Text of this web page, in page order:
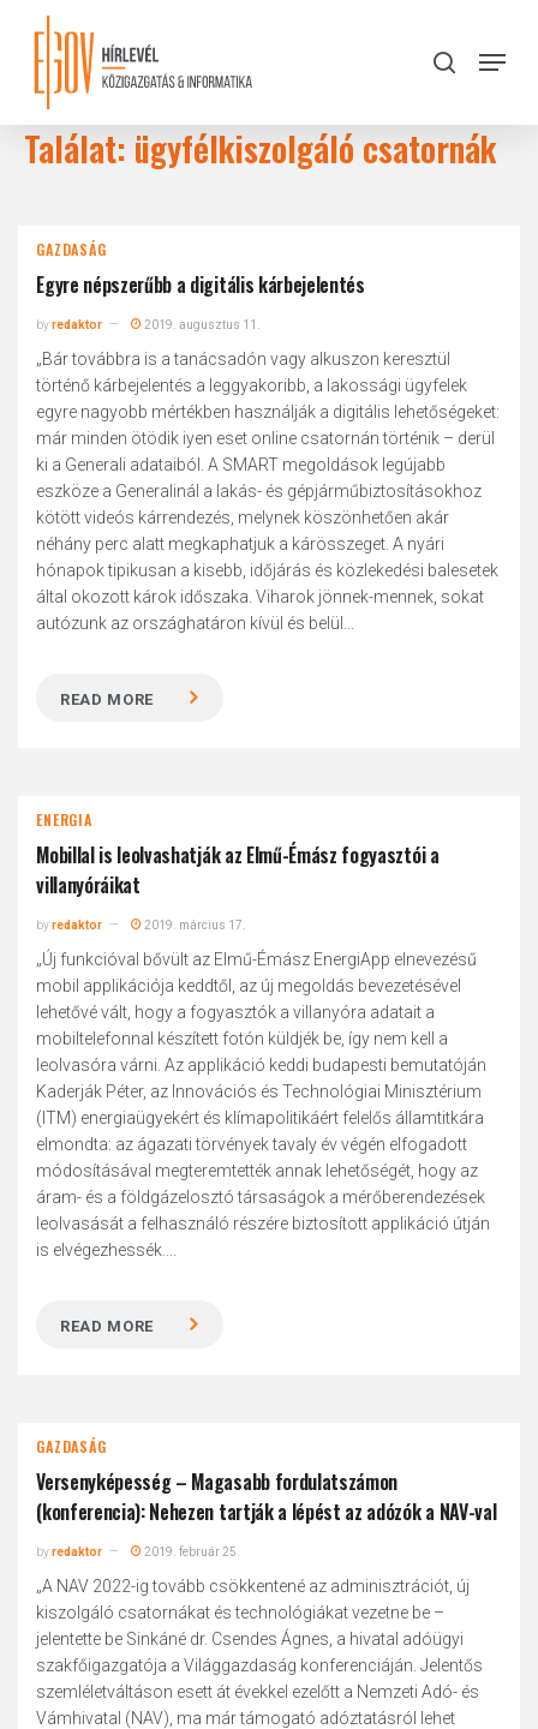
content
search
Menu
Találat: ügyfélkiszolgáló csatornák
GAZDASÁG
Egyre népszerűbb a digitális kárbejelentés
byredaktor 2019. augusztus 11.
„Bár továbbra is a tanácsadón vagy alkuszon keresztül
történő kárbejelentés a leggyakoribb, a lakossági ügyfelek
egyre nagyobb mértékben használják a digitális lehetőségeket:
már minden ötödik iyen eset online csatornán történik – derül
ki a Generali adataiból. A SMART megoldások legújabb
eszköze a Generalinál a lakás- és gépjárműbiztosításokhoz
kötött videós kárrendezés, melynek köszönhetően akár
néhány perc alatt megkaphatjuk a kárösszeget. A nyári
hónapok tipikusan a kisebb, időjárás és közlekedési balesetek
által okozott károk időszaka. Viharok jönnek-mennek, sokat
autózunk az országhatáron kívül és belül...
READ MORE
ENERGIA
Mobillal is leolvashatják az Elmű-Émász fogyasztói a
villanyóráikat
byredaktor 2019. március 17.
„Új funkcióval bővült az Elmű-Émász EnergiApp elnevezésű
mobil applikációja keddtől, az új megoldás bevezetésével
lehetővé vált, hogy a fogyasztók a villanyóra adatait a
mobiltelefonnal készített fotón küldjék be, így nem kell a
leolvasóra várni. Az applikáció keddi budapesti bemutatóján
Kaderják Péter, az Innovációs és Technológiai Minisztérium
(ITM) energiaügyekért és klímapolitikáért felelős államtitkára
elmondta: az ágazati törvények tavaly év végén elfogadott
módosításával megteremtették annak lehetőségét, hogy az
áram- és a földgázelosztó társaságok a mérőberendezések
leolvasását a felhasználó részére biztosított applikáció útján
is elvégezhessék....
READ MORE
GAZDASÁG
Versenyképesség – Magasabb fordulatszámon
(konferencia): Nehezen tartják a lépést az adózók a NAV-val
byredaktor 2019. február 25.
„A NAV 2022-ig tovább csökkentené az adminisztrációt, új
kiszolgáló csatornákat és technológiákat vezetne be –
jelentette be Sinkáné dr. Csendes Ágnes, a hivatal adóügyi
szakfőigazgatója a Világgazdaság konferenciáján. Jelentős
szemléletváltáson esett át évekkel ezelőtt a Nemzeti Adó- és
Vámhivatal (NAV), ma már támogató adóztatásról lehet
Close